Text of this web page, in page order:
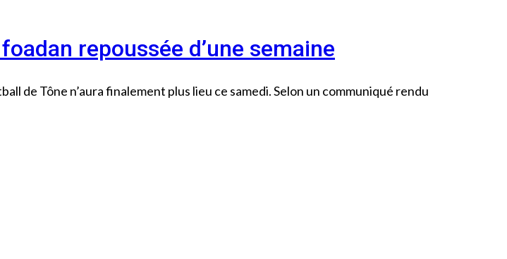
repoussée d’une semaine
de Tône n’aura finalement plus lieu ce samedi. Selon un communiqué rendu